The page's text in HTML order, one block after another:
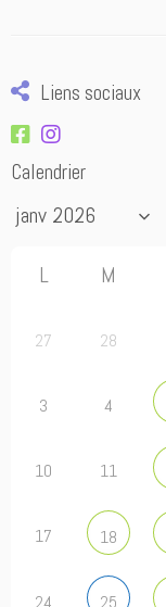
Liens sociaux
Calendrier
L M
27 28
3 4
10 11
17 18
24 25